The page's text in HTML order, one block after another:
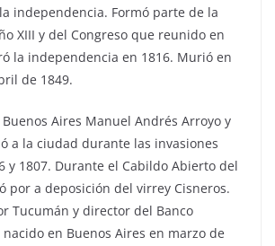
independencia. Formó parte de la
XIII y del Congreso que reunido en
la independencia en 1816. Murió en
de 1849.
Aires Manuel Andrés Arroyo y
a la ciudad durante las invasiones
y 1807. Durante el Cabildo Abierto del
por a deposición del virrey Cisneros.
Tucumán y director del Banco
en Buenos Aires en marzo de